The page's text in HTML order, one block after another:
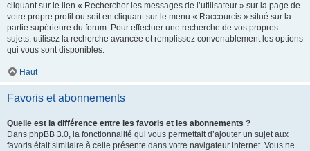
cliquant sur le lien « Rechercher les messages de l’utilisateur » sur la page de
votre propre profil ou soit en cliquant sur le menu « Raccourcis » situé sur la
partie supérieure du forum. Pour effectuer une recherche de vos propres
sujets, utilisez la recherche avancée et remplissez convenablement les options
qui vous sont disponibles.
Haut
Favoris et abonnements
Quelle est la différence entre les favoris et les abonnements ?
Dans phpBB 3.0, la fonctionnalité qui vous permettait d’ajouter un sujet aux
favoris était similaire à celle présente dans votre navigateur internet. Vous ne